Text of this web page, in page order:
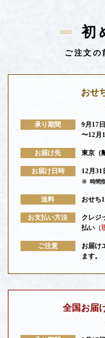
初
ご注文の
おせ
承り期間
9月17
〜12月
お届け先 東京（
お届け日時 12月
※ 時間
送料 おせち
お支払い方法
クレジ
払い（
ご注意
お届け
ます。
全国お届